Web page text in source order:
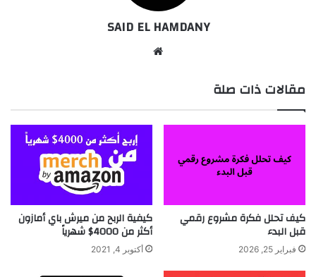
SAID EL HAMDANY
مقالات ذات صلة
كيف تحلل فكرة مشروع رقمي
قبل البدء
فبراير 25, 2026
كيفية الربح من ميرش باي أمازون
أكثر من 4000$ شهرياً
أكتوبر 4, 2021